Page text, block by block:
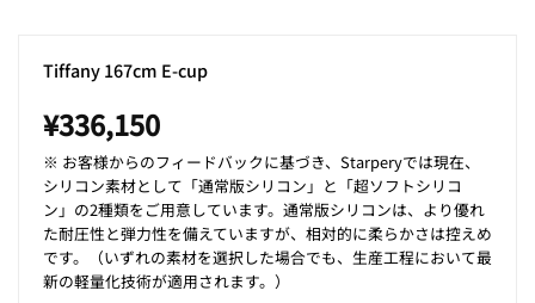
Tiffany 167cm E-cup
¥336,150
※ お客様からのフィードバックに基づき、Starperyでは現在、
シリコン素材として「通常版シリコン」と「超ソフトシリコ
ン」の2種類をご用意しています。通常版シリコンは、より優れ
た耐圧性と弾力性を備えていますが、相対的に柔らかさは控えめ
です。（いずれの素材を選択した場合でも、生産工程において最
新の軽量化技術が適用されます。）